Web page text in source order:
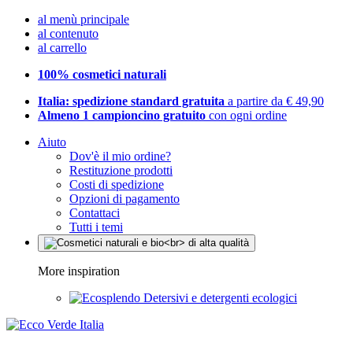
al menù principale
al contenuto
al carrello
100% cosmetici naturali
Italia: spedizione standard gratuita a partire da € 49,90
Almeno 1 campioncino gratuito con ogni ordine
Aiuto
Dov'è il mio ordine?
Restituzione prodotti
Costi di spedizione
Opzioni di pagamento
Contattaci
Tutti i temi
More inspiration
Detersivi e detergenti ecologici